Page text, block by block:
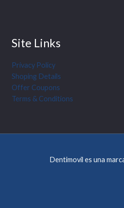
Site Links
Privacy Policy
Shoping Details
Offer Coupons
Terms & Conditions
Dentimovil es una